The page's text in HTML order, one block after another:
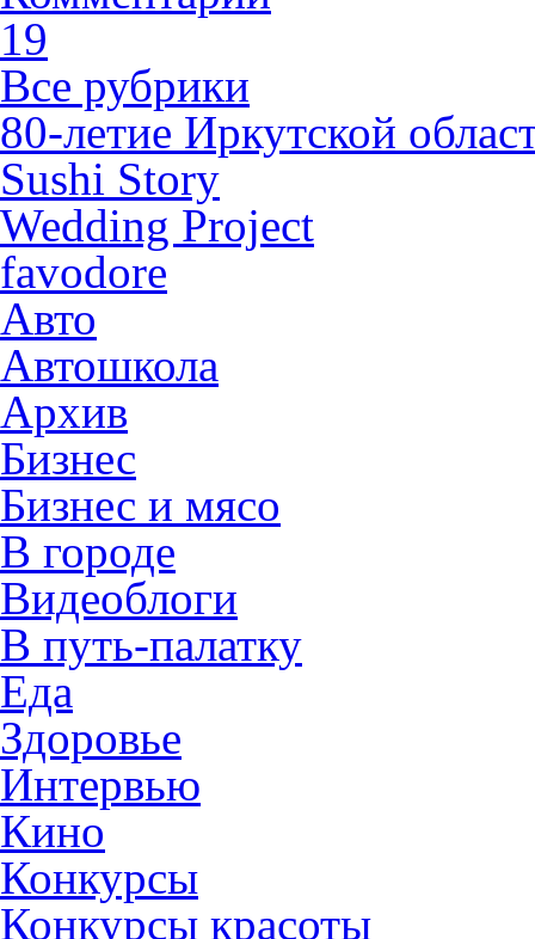
19
Все рубрики
80-летие Иркутской
Sushi Story
Wedding Project
favodore
Авто
Автошкола
Архив
Бизнес
Бизнес и мясо
В городе
Видеоблоги
В путь-палатку
Еда
Здоровье
Интервью
Кино
Конкурсы
Конкурсы красоты